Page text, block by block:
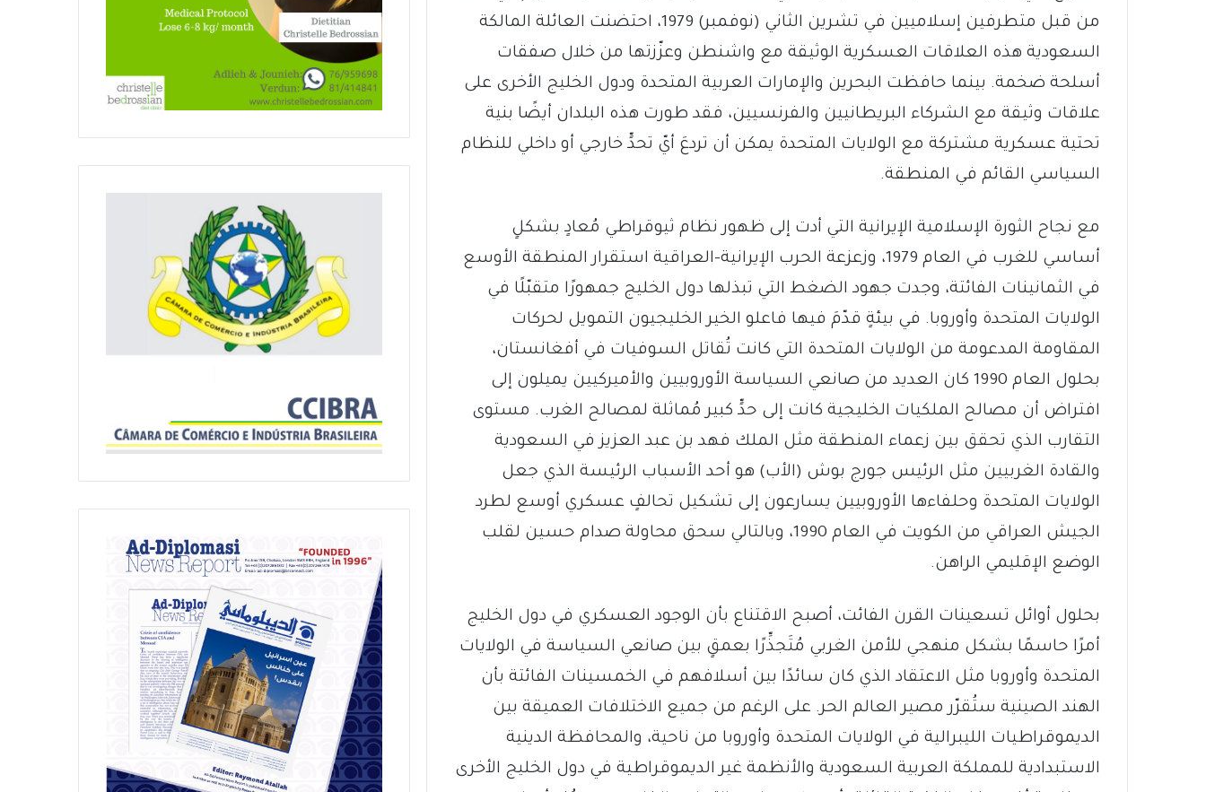
من قبل متطرفين إسلاميين في تشرين الثاني (نوفمبر) 1979، احتضنت العائلة المالكة
السعودية هذه العلاقات العسكرية الوثيقة مع واشنطن وعزّزتها من خلال صفقات
أسلحة ضخمة. بينما حافظت البحرين والإمارات العربية المتحدة ودول الخليج الأخرى على
علاقات وثيقة مع الشركاء البريطانيين والفرنسيين، فقد طورت هذه البلدان أيضًا بنية
تحتية عسكرية مشتركة مع الولايات المتحدة يمكن أن تردعَ أيّ تحدٍّ خارجي أو داخلي للنظام
السياسي القائم في المنطقة.
مع نجاح الثورة الإسلامية الإيرانية التي أدت إلى ظهور نظام ثيوقراطي مُعادٍ بشكلٍ
أساسي للغرب في العام 1979، وزعزعة الحرب الإيرانية-العراقية استقرار المنطقة الأوسع
في الثمانينات الفائتة، وجدت جهود الضغط التي تبذلها دول الخليج جمهورًا متقبّلًا في
الولايات المتحدة وأوروبا. في بيئةٍ قدّمَ فيها فاعلو الخير الخليجيون التمويل لحركات
المقاومة المدعومة من الولايات المتحدة التي كانت تُقاتل السوفيات في أفغانستان،
بحلول العام 1990 كان العديد من صانعي السياسة الأوروبيين والأميركيين يميلون إلى
افتراض أن مصالح الملكيات الخليجية كانت إلى حدٍّ كبير مُماثلة لمصالح الغرب. مستوى
التقارب الذي تحقق بين زعماء المنطقة مثل الملك فهد بن عبد العزيز في السعودية
والقادة الغربيين مثل الرئيس جورج بوش (الأب) هو أحد الأسباب الرئيسة الذي جعل
الولايات المتحدة وحلفاءها الأوروبيين يسارعون إلى تشكيل تحالفٍ عسكري أوسع لطرد
الجيش العراقي من الكويت في العام 1990، وبالتالي سحق محاولة صدام حسين لقلب
الوضع الإقليمي الراهن.
بحلول أوائل تسعينات القرن الفائت، أصبح الاقتناع بأن الوجود العسكري في دول الخليج
أمرًا حاسمًا بشكل منهجي للأمن الغربي مُتَجذِّرًا بعمقٍ بين صانعي السياسة في الولايات
المتحدة وأوروبا مثل الاعتقاد الذي كان سائدًا بين أسلافهم في الخمسينات الفائتة بأن
الهند الصينية ستُقرّر مصير العالم الحر. على الرغم من جميع الاختلافات العميقة بين
الديموقراطيات الليبرالية في الولايات المتحدة وأوروبا من ناحية، والمحافظة الدينية
الاستبدادية للمملكة العربية السعودية والأنظمة غير الديموقراطية في دول الخليج الأخرى